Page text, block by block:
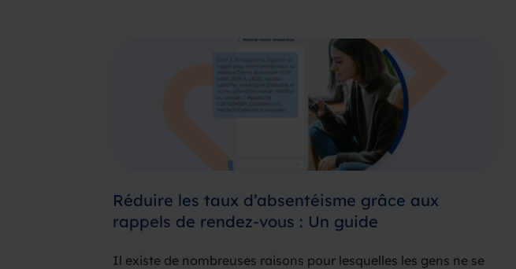
Réduire les taux d’absentéisme grâce aux
rappels de rendez-vous : Un guide
Il existe de nombreuses raisons pour lesquelles les gens ne se